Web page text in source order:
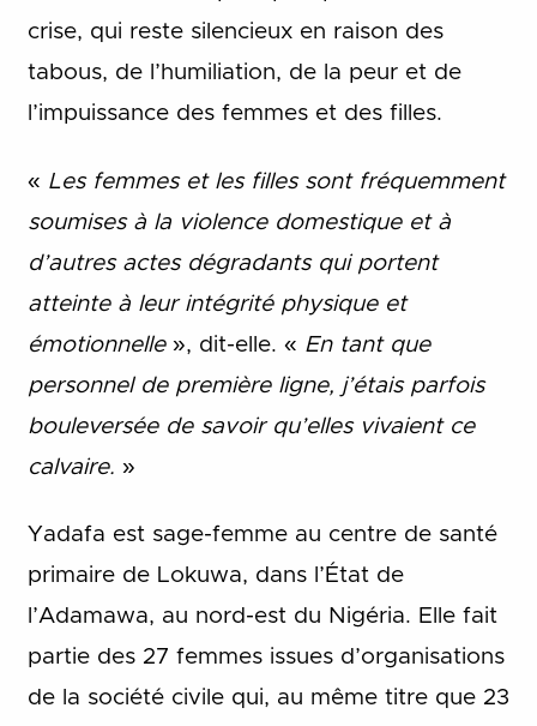
crise, qui reste silencieux en raison des
tabous, de l’humiliation, de la peur et de
l’impuissance des femmes et des filles.
« Les femmes et les filles sont fréquemment
soumises à la violence domestique et à
d’autres actes dégradants qui portent
atteinte à leur intégrité physique et
émotionnelle», dit-elle. « En tant que
personnel de première ligne, j’étais parfois
bouleversée de savoir qu’elles vivaient ce
calvaire. »
Yadafa est sage-femme au centre de santé
primaire de Lokuwa, dans l’État de
l’Adamawa, au nord-est du Nigéria. Elle fait
partie des 27 femmes issues d’organisations
de la société civile qui, au même titre que 23